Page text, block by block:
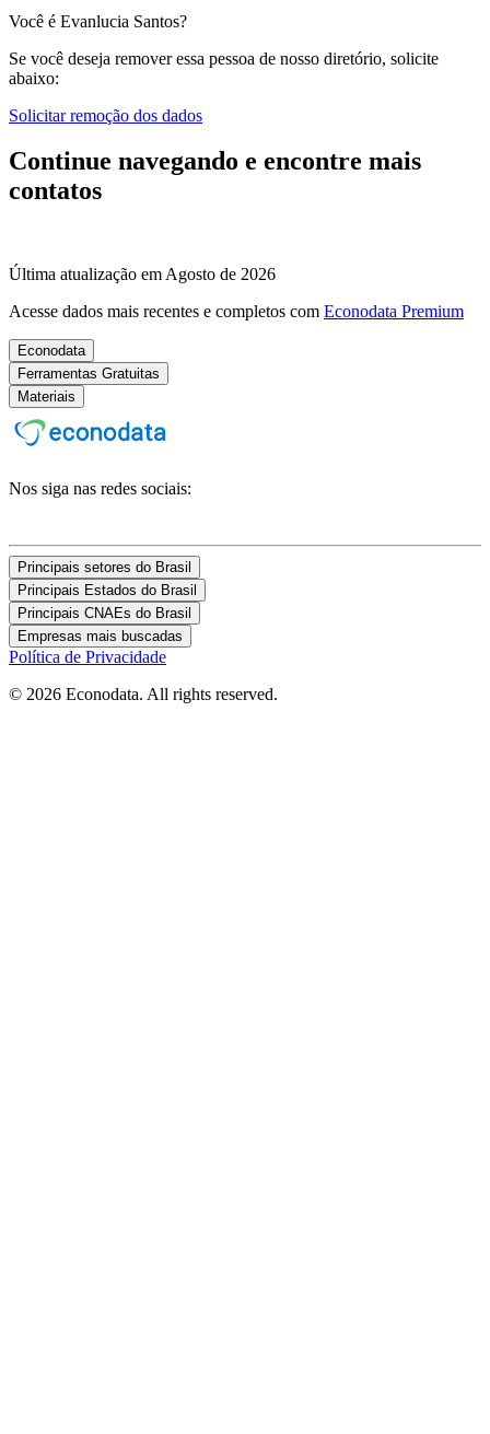
Você é Evanlucia Santos?
Se você deseja remover essa pessoa de nosso diretório, solicite
abaixo:
Solicitar remoção dos dados
Continue navegando e encontre mais
contatos
Última atualização em Agosto de 2026
Acesse dados mais recentes e completos com Econodata Premium
Econodata
Ferramentas Gratuitas
Materiais
Nos siga nas redes sociais:
Principais setores do Brasil
Principais Estados do Brasil
Principais CNAEs do Brasil
Empresas mais buscadas
Política de Privacidade
© 2026 Econodata. All rights reserved.